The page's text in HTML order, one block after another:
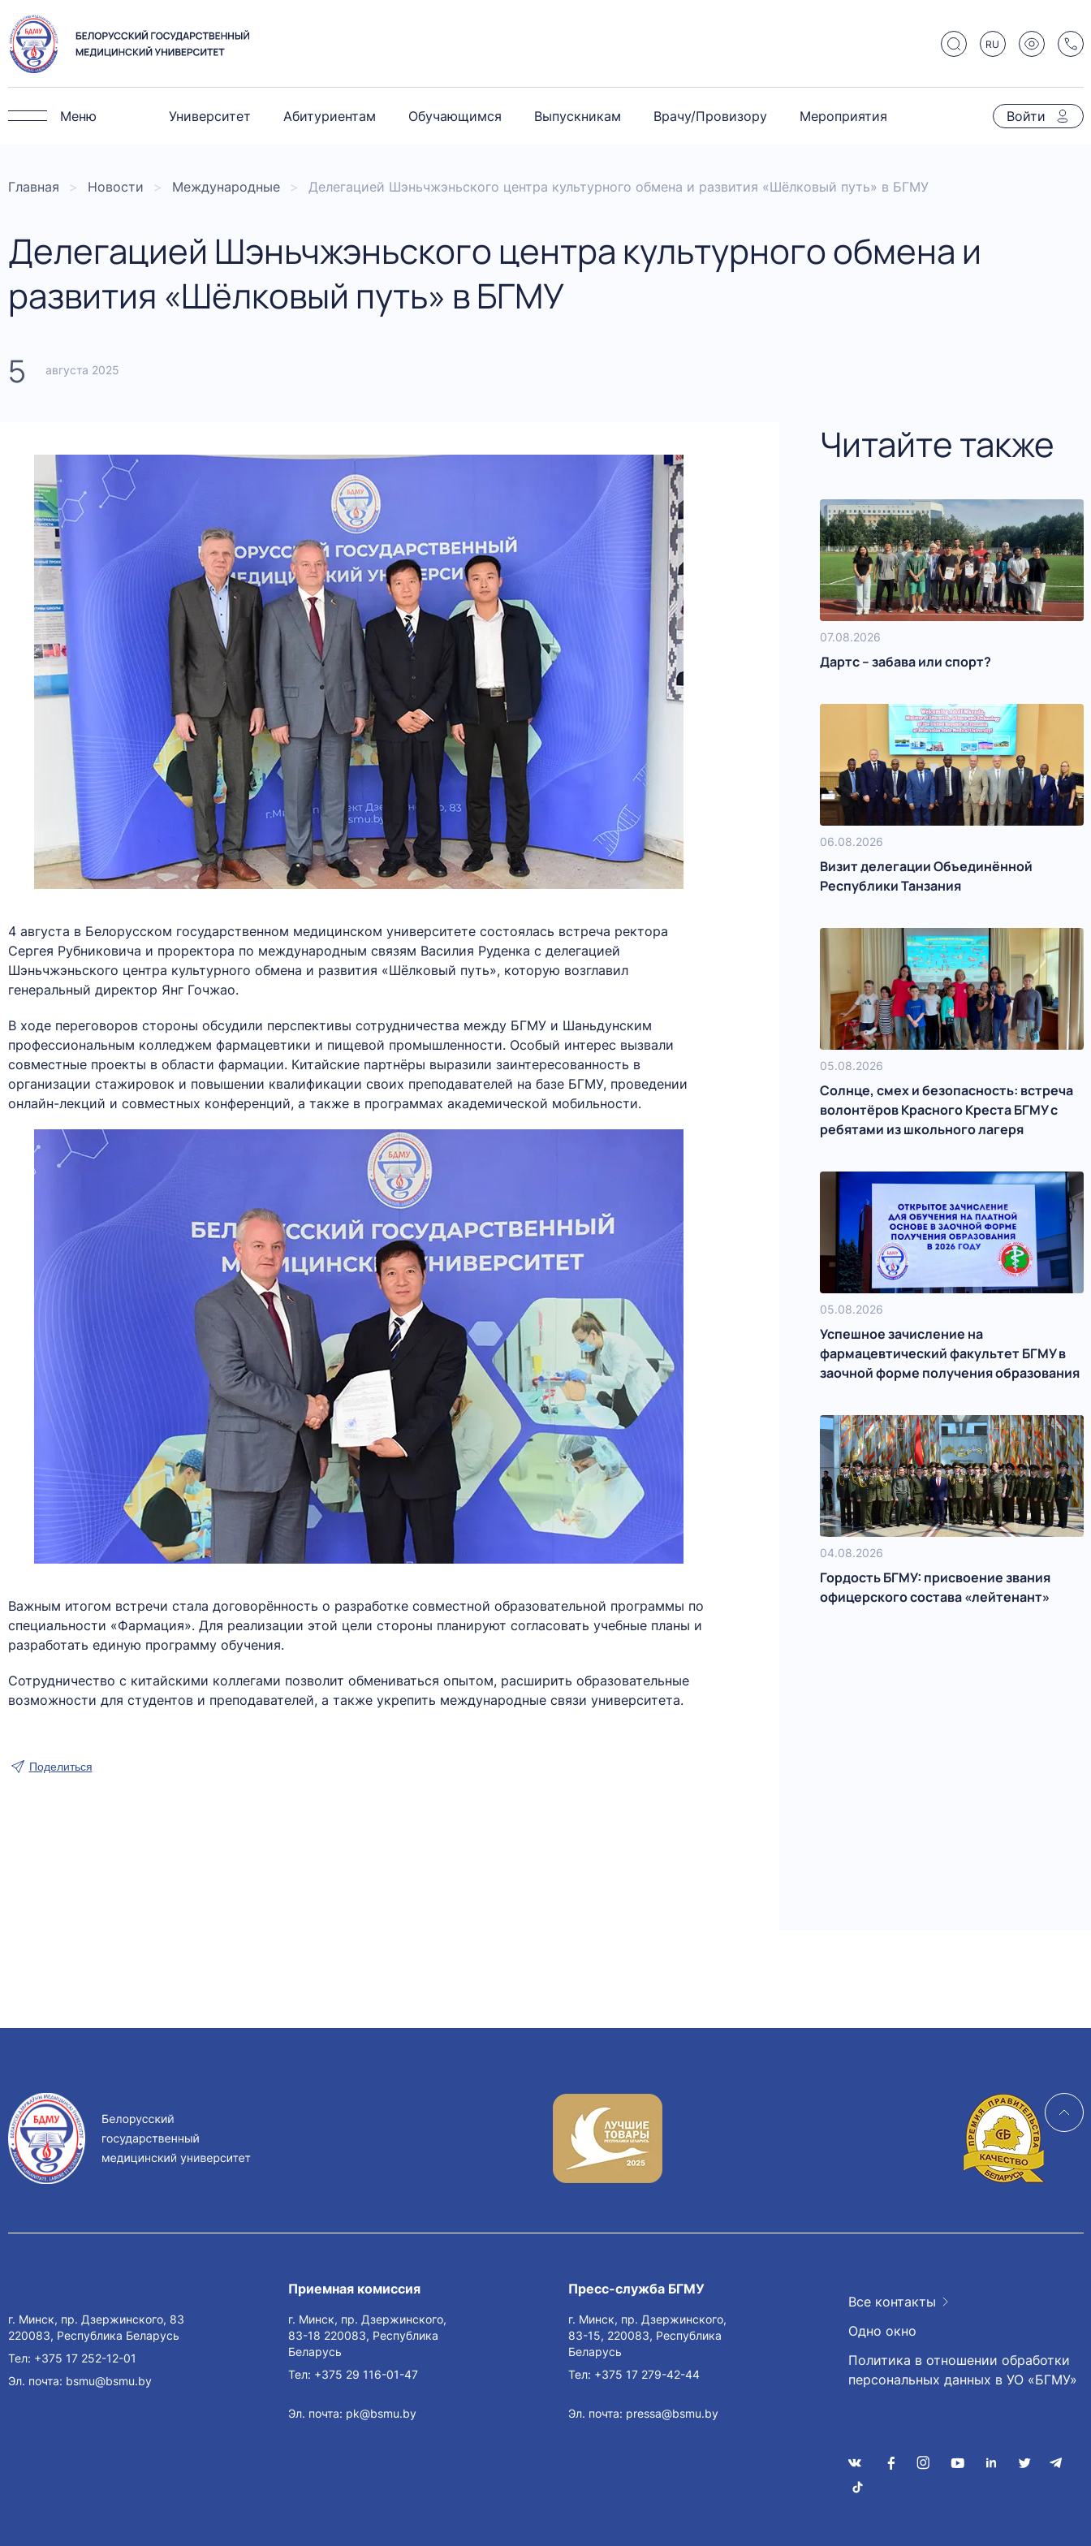
RU
Меню Университет Абитуриентам Обучающимся Выпускникам Врачу/Провизору Мероприятия Войти
Главная Новости Международные Делегацией Шэньчжэньского центра культурного обмена и развития «Шёлковый путь» в БГМУ
Делегацией Шэньчжэньского центра культурного обмена и
развития «Шёлковый путь» в БГМУ
5 августа 2025
4 августа в Белорусском государственном медицинском университете состоялась встреча ректора
Сергея Рубниковича и проректора по международным связям Василия Руденка с делегацией
Шэньчжэньского центра культурного обмена и развития «Шёлковый путь», которую возглавил
генеральный директор Янг Гочжао.
В ходе переговоров стороны обсудили перспективы сотрудничества между БГМУ и Шаньдунским
профессиональным колледжем фармацевтики и пищевой промышленности. Особый интерес вызвали
совместные проекты в области фармации. Китайские партнёры выразили заинтересованность в
организации стажировок и повышении квалификации своих преподавателей на базе БГМУ, проведении
онлайн-лекций и совместных конференций, а также в программах академической мобильности.
Важным итогом встречи стала договорённость о разработке совместной образовательной программы по
специальности «Фармация». Для реализации этой цели стороны планируют согласовать учебные планы и
разработать единую программу обучения.
Сотрудничество с китайскими коллегами позволит обмениваться опытом, расширить образовательные
возможности для студентов и преподавателей, а также укрепить международные связи университета.
Поделиться
Читайте также
07.08.2026
Дартс – забава или спорт?
06.08.2026
Визит делегации Объединённой
Республики Танзания
05.08.2026
Солнце, смех и безопасность: встреча
волонтёров Красного Креста БГМУ с
ребятами из школьного лагеря
05.08.2026
Успешное зачисление на
фармацевтический факультет БГМУ в
заочной форме получения образования
04.08.2026
Гордость БГМУ: присвоение звания
офицерского состава «лейтенант»
г. Минск, пр. Дзержинского, 83
220083, Республика Беларусь
Тел: +375 17 252-12-01
Эл. почта: bsmu@bsmu.by
Приемная комиссия
г. Минск, пр. Дзержинского,
83-18 220083, Республика
Беларусь
Тел: +375 29 116-01-47
Эл. почта: pk@bsmu.by
Пресс-служба БГМУ
г. Минск, пр. Дзержинского,
83-15, 220083, Республика
Беларусь
Тел: +375 17 279-42-44
Эл. почта: pressa@bsmu.by
Все контакты
Одно окно
Политика в отношении обработки
персональных данных в УО «БГМУ»